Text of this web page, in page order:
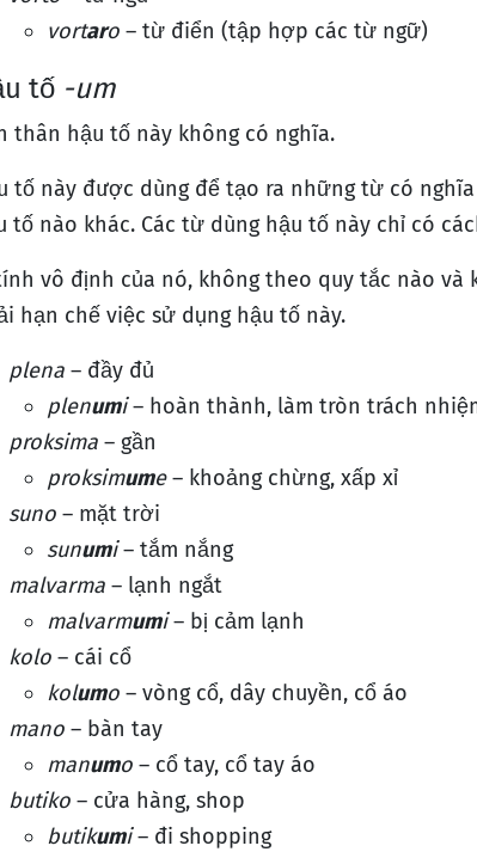
vortaro – từ điển (tập hợp các từ ngữ)
tố -um
thân hậu tố này không có nghĩa.
tố này được dùng để tạo ra những từ có
tố nào khác. Các từ dùng hậu tố này chỉ có
vô định của nó, không theo quy tắc nào và
hạn chế việc sử dụng hậu tố này.
plena – đầy đủ
plenumi– hoàn thành, làm tròn trách
proksima – gần
proksimume– khoảng chừng, xấp xỉ
suno – mặt trời
sunumi– tắm nắng
malvarma – lạnh ngắt
malvarmumi– bị cảm lạnh
kolo – cái cổ
kolumo – vòng cổ, dây chuyền, cổ áo
mano – bàn tay
manumo – cổ tay, cổ tay áo
butiko – cửa hàng, shop
butikumi– đi shopping